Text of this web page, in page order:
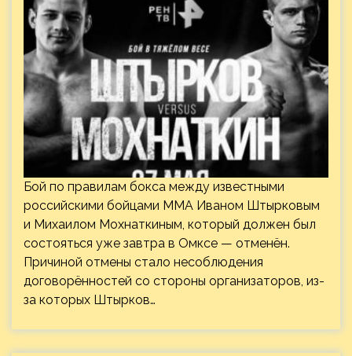
Бой по правилам бокса между известными
российскими бойцами ММА Иваном Штырковым
и Михаилом Мохнаткиным, который должен был
состояться уже завтра в Омксе — отменён.
Причиной отмены стало несоблюдения
договорённостей со стороны организаторов, из-
за которых Штырков…